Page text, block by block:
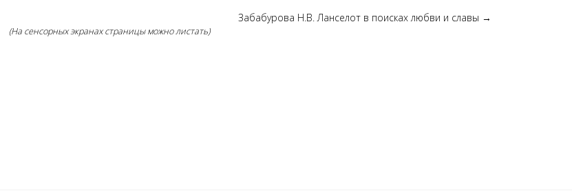
Забабурова Н.В. Ланселот в поисках любви и славы →
(На сенсорных экранах страницы можно листать)